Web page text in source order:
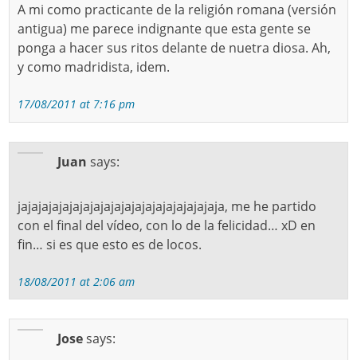
A mi como practicante de la religión romana (versión
antigua) me parece indignante que esta gente se
ponga a hacer sus ritos delante de nuetra diosa. Ah,
y como madridista, idem.
17/08/2011 at 7:16 pm
Juan says:
jajajajajajajajajajajajajajajajajajajaja, me he partido
con el final del vídeo, con lo de la felicidad… xD en
fin… si es que esto es de locos.
18/08/2011 at 2:06 am
Josesays: